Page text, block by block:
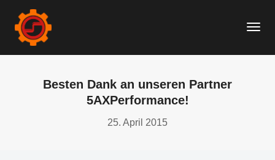
Besten Dank an unseren Partner
5AXPerformance!
25. April 2015